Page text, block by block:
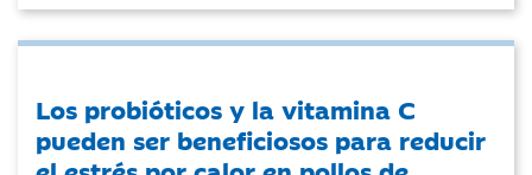
Los probióticos y la vitamina C
pueden ser beneficiosos para reducir